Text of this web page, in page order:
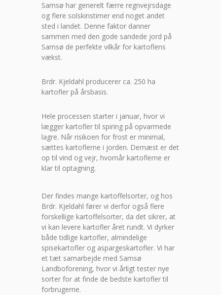
Samsø har generelt færre regnvejrsdage
og flere solskinstimer end noget andet
sted i landet. Denne faktor danner
sammen med den gode sandede jord på
Samsø de perfekte vilkår for kartoflens
vækst.
Brdr. Kjeldahl producerer ca. 250 ha
kartofler på årsbasis.
Hele processen starter i januar, hvor vi
lægger kartofler til spiring på opvarmede
lagre. Når risikoen for frost er minimal,
sættes kartoflerne i jorden. Dernæst er det
op til vind og vejr, hvornår kartoflerne er
klar til optagning.
Der findes mange kartoffelsorter, og hos
Brdr. Kjeldahl fører vi derfor også flere
forskellige kartoffelsorter, da det sikrer, at
vi kan levere kartofler året rundt. Vi dyrker
både tidlige kartofler, almindelige
spisekartofler og aspargeskartofler. Vi har
et tæt samarbejde med Samsø
Landboforening, hvor vi årligt tester nye
sorter for at finde de bedste kartofler til
forbrugerne.